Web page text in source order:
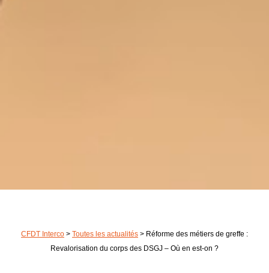
CFDT Interco > Toutes les actualités > Réforme des métiers de greffe :
Revalorisation du corps des DSGJ – Où en est-on ?